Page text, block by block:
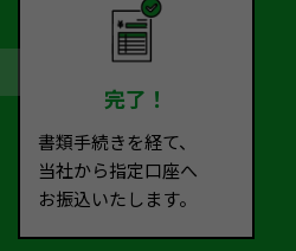
完了！
書類手続きを経て、
当社から指定口座へ
お振込いたします。